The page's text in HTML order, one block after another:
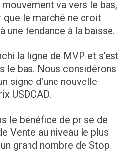
va vers le bas,
que le marché ne croit
une tendance à la baisse.
la ligne de MVP et s'est
le bas. Nous considérons
signe d'une nouvelle
USDCAD.
le bénéfice de prise de
Vente au niveau le plus
grand nombre de Stop